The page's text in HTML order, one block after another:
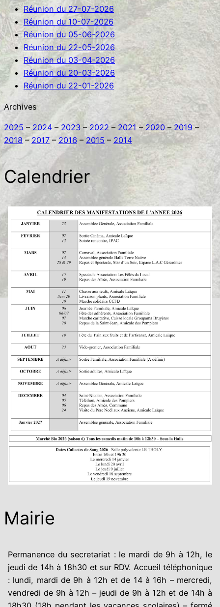
Réunion du 27-07-2026
Réunion du 10-07-2026
Réunion du 05-06-2026
Réunion du 22-05-2026
Réunion du 03-04-2026
Réunion du 20-03-2026
Réunion du 22-01-2026
Archives
2025 – 2024 – 2023 –2022– 2021– 2020 –2019–
2018– 2017 – 2016 – 2015 – 2014
Calendrier
Mairie
Permanence du secretariat : le mardi de 9h à 12h, le
jeudi de 14h à 18h30 et sur RDV. Accueil téléphonique
: lundi, mardi de 9h à 12h et de 14 à 16h – mercredi,
vendredi de 9h à 12h – jeudi de 9h à 12h et de 14h à